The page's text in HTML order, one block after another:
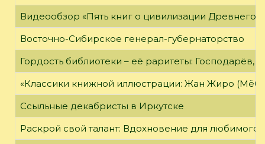
Видеообзор «Пять книг о цивилизации Древнего
Восточно-Сибирское генерал-губернаторство
Гордость библиотеки – её раритеты:
«Классики книжной иллюстрации: Жан Жиро
Ссыльные декабристы в Иркутске
Раскрой свой талант: Вдохновение для любимого